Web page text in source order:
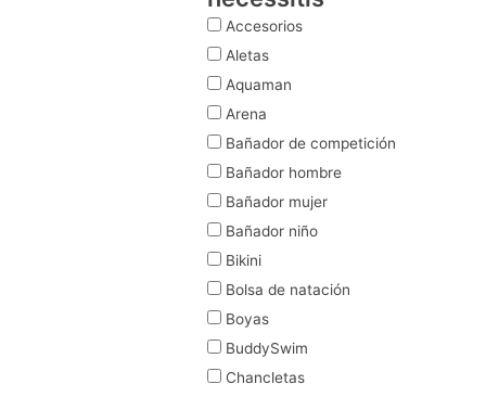
Accesorios
Aletas
Aquaman
Arena
Bañador de competición
Bañador hombre
Bañador mujer
Bañador niño
Bikini
Bolsa de natación
Boyas
BuddySwim
Chancletas